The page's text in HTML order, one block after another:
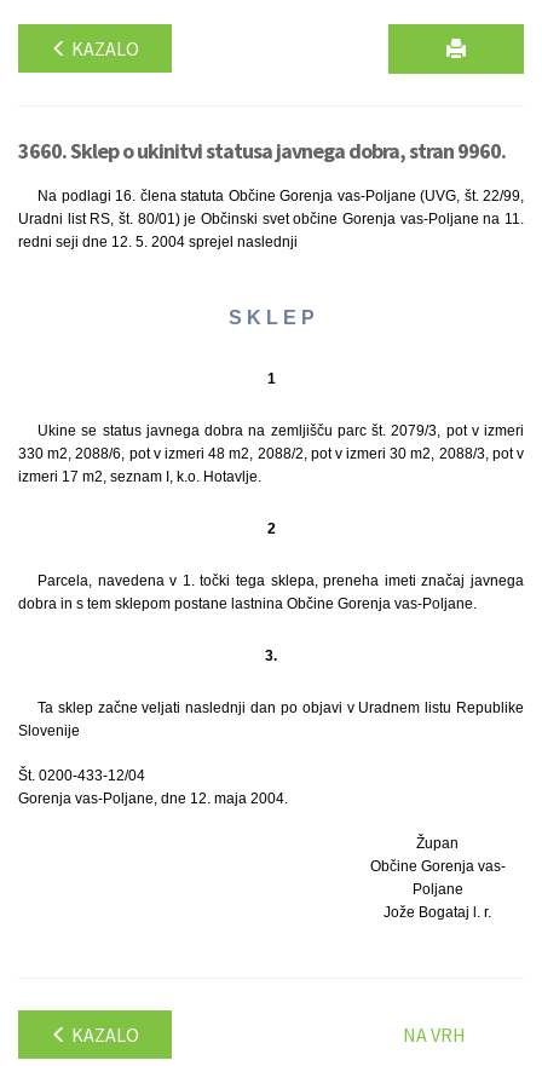
KAZALO
3660. Sklep o ukinitvi statusa javnega dobra, stran 9960.
Na podlagi 16. člena statuta Občine Gorenja vas-Poljane (UVG, št. 22/99,
Uradni list RS, št. 80/01) je Občinski svet občine Gorenja vas-Poljane na 11.
redni seji dne 12. 5. 2004 sprejel naslednji
S K L E P
1
Ukine se status javnega dobra na zemljišču parc št. 2079/3, pot v izmeri
330 m2, 2088/6, pot v izmeri 48 m2, 2088/2, pot v izmeri 30 m2, 2088/3, pot v
izmeri 17 m2, seznam I, k.o. Hotavlje.
2
Parcela, navedena v 1. točki tega sklepa, preneha imeti značaj javnega
dobra in s tem sklepom postane lastnina Občine Gorenja vas-Poljane.
3.
Ta sklep začne veljati naslednji dan po objavi v Uradnem listu Republike
Slovenije
Št. 0200-433-12/04
Gorenja vas-Poljane, dne 12. maja 2004.
Župan
Občine Gorenja vas-
Poljane
Jože Bogataj l. r.
KAZALO NA VRH